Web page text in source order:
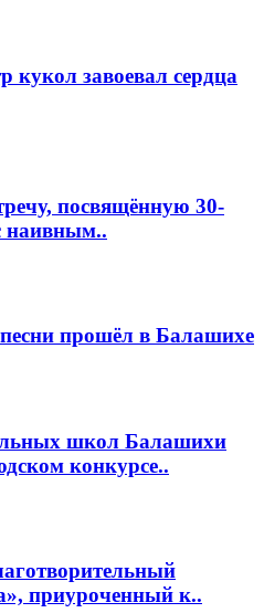
кукол завоевал сердца
посвящённую 30-
прошёл в Балашихе
школ Балашихи
конкурсе..
приуроченный к..